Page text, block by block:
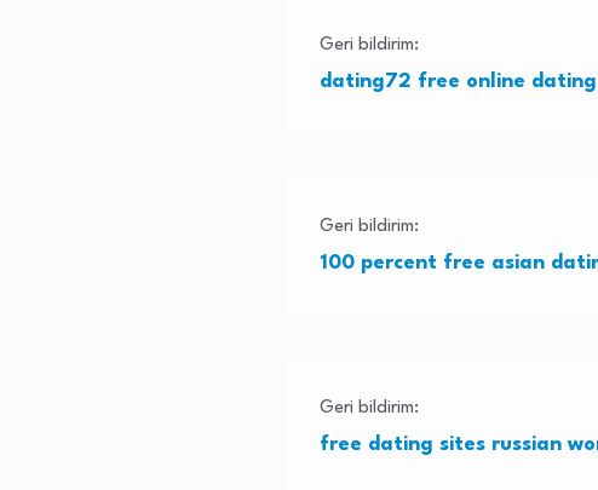
Geri bildirim:
dating72 free online
Geri bildirim:
100 percent free asian
Geri bildirim:
free dating sites russian